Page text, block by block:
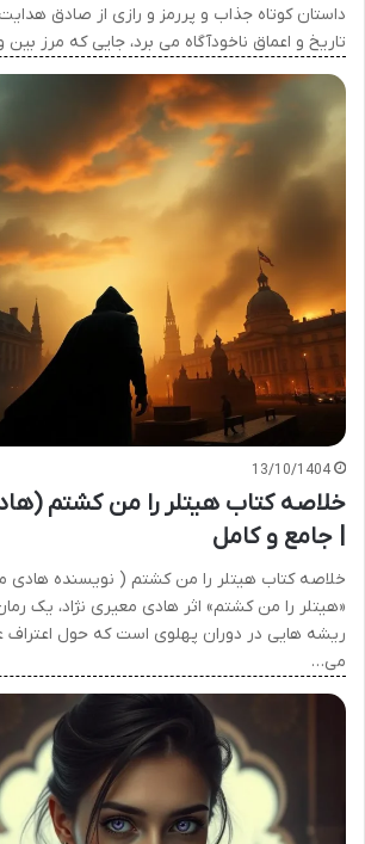
داستان کوتاه جذاب و پررمز و رازی از صادق
تاریخ و اعماق ناخودآگاه می برد، جایی که مرز
13/10/1404
خلاصه کتاب هیتلر را من کشتم
| جامع و کامل
خلاصه کتاب هیتلر را من کشتم ( نویسنده هادی
«هیتلر را من کشتم» اثر هادی معیری نژاد، یک
ریشه هایی در دوران پهلوی است که حول
می…